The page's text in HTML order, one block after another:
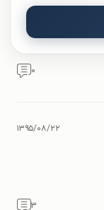
۰
۱۳۹۵/۰۸/۲۲
۳